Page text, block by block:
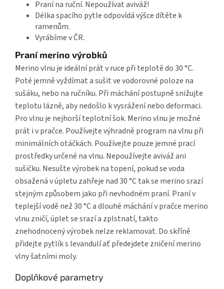
Praní na ruční. Nepoužívat aviváž!
Délka spacího pytle odpovídá výšce dítěte k
ramenům.
Vyrábíme v ČR.
Praní merino výrobků
Merino vlnu je ideální prát v ruce při teplotě do 30 °C.
Poté jemně vyždímat a sušit ve vodorovné poloze na
sušáku, nebo na ručníku. Při máchání postupně snižujte
teplotu lázně, aby nedošlo k vysrážení nebo deformaci.
Pro vlnu je nejhorší teplotní šok. Merino vlnu je možné
prát i v pračce. Používejte výhradně program na vlnu při
minimálních otáčkách. Používejte pouze jemné prací
prostředky určené na vlnu. Nepoužívejte aviváž ani
sušičku. Nesušte výrobek na topení, pokud se voda
obsažená v úpletu zahřeje nad 30 °C tak se merino srazí
stejným způsobem jako při nevhodném praní. Praní v
teplejší vodě než 30 °C a dlouhé máchání v pračce merino
vlnu zničí, úplet se srazí a zplstnatí, takto
znehodnocený výrobek nelze reklamovat. Do skříně
přidejte pytlík s levandulí ať předejdete zničení merino
vlny šatními moly.
Doplňkové parametry